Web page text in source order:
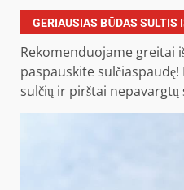
GERIAUSIAS BŪDAS SULTIS
Rekomenduojame greitai
paspauskite
sulčių ir pirštai nepavargtų